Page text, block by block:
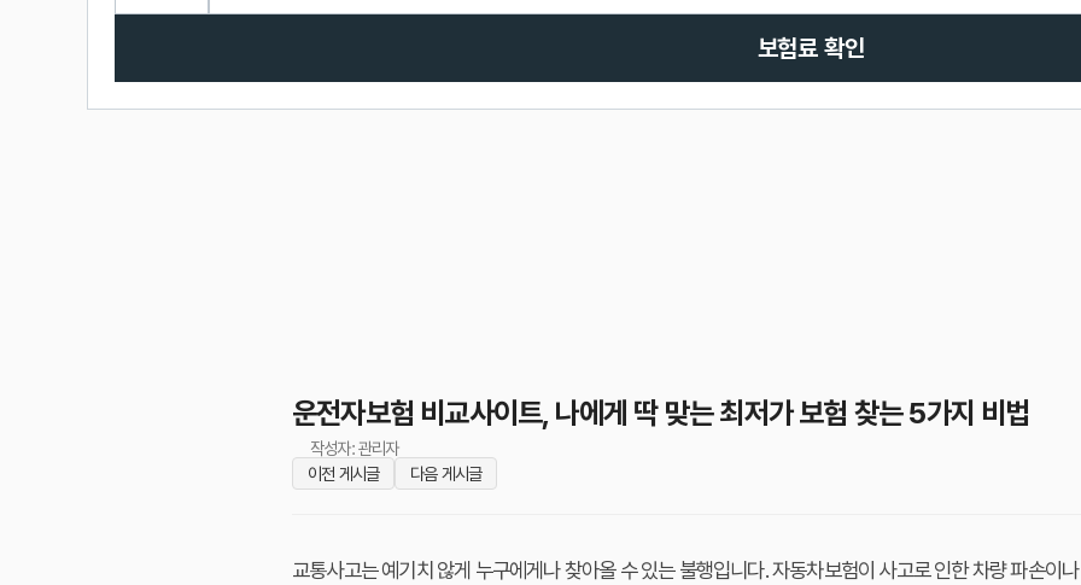
보험료 확인
운전자보험 비교사이트, 나에게 딱 맞는 최저가 보험 찾는 5가지 비법
작성자: 관리자
이전 게시글
다음 게시글
교통사고는 예기치 않게 누구에게나 찾아올 수 있는 불행입니다. 자동차보험이 사고로 인한 차량 파손이